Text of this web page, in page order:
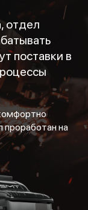
отдел
поставки в
проработан на